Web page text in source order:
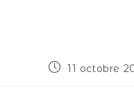
11 octobre